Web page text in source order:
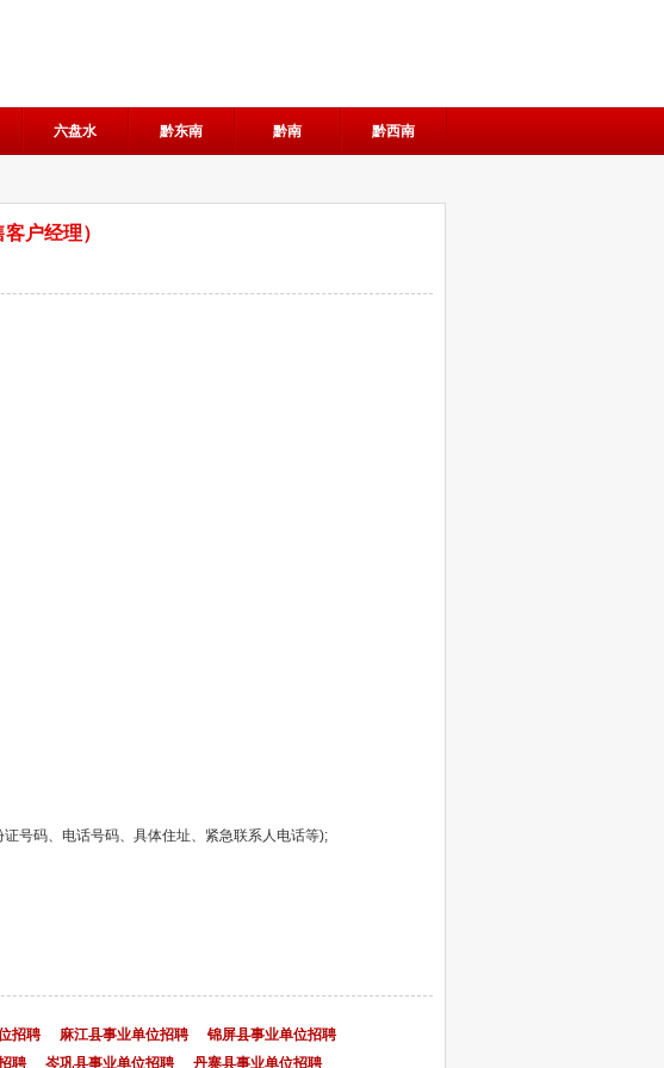
六盘水 黔东南 黔南 黔西南
户经理）
号码、电话号码、具体住址、紧急联系人电话等);
招聘 麻江县事业单位招聘
锦屏县事业单位招聘
聘 岑巩县事业单位招聘 丹寨县事业单位招聘